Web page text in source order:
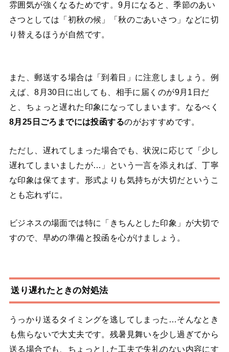
雰囲気が強くなるためです。9月になると、季節のあい
さつとしては「初秋の候」「秋のごあいさつ」などに切
り替えるほうが自然です。
また、郵送する場合は「到着日」に注意しましょう。例
えば、8月30日に出しても、相手に届くのが9月1日だ
と、ちょっと遅れた印象になってしまいます。なるべく
8月25日ごろまでには投函するのがおすすめです。
ただし、遅れてしまった場合でも、状況に応じて「少し
遅れてしまいましたが…」という一言を添えれば、丁寧
な印象は保てます。形式よりも気持ちが大切だというこ
とも忘れずに。
ビジネスの場面では特に「きちんとした印象」が大切で
すので、早めの準備と投函を心がけましょう。
送り遅れたときの対処法
うっかり送るタイミングを逃してしまった…そんなとき
も焦らないで大丈夫です。残暑見舞いを少し過ぎてから
送る場合でも、ちょっとした工夫で失礼のない内容にす